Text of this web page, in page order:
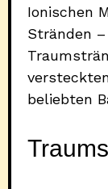
Ionischen
Stränden
beliebten